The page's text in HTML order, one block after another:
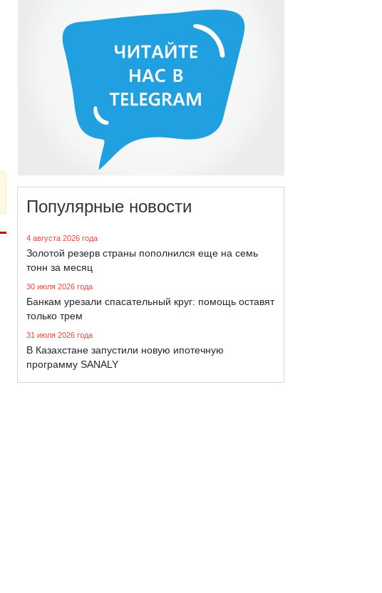
Популярные новости
4 августа 2026 года
Золотой резерв страны пополнился еще на семь
тонн за месяц
30 июля 2026 года
Банкам урезали спасательный круг: помощь оставят
только трем
31 июля 2026 года
В Казахстане запустили новую ипотечную
программу SANALY